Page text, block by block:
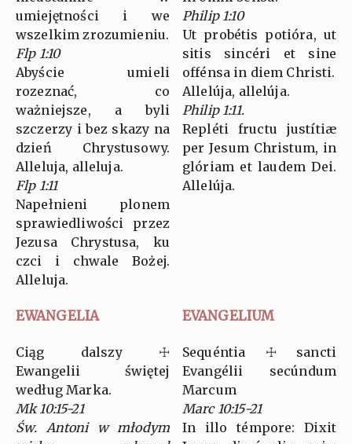
umiejętności i we
wszelkim zrozumieniu.
Flp 1:10
Abyście umieli
rozeznać, co
ważniejsze, a byli
szczerzy i bez skazy na
dzień Chrystusowy.
Alleluja, alleluja.
Flp 1:11
Napełnieni plonem
sprawiedliwości przez
Jezusa Chrystusa, ku
czci i chwale Bożej.
Alleluja.
Philip 1:10
Ut probétis potióra, ut
sitis sincéri et sine
offénsa in diem Christi.
Allelúja, allelúja.
Philip 1:11.
Repléti fructu justítiæ
per Jesum Christum, in
glóriam et laudem Dei.
Allelúja.
EWANGELIA EVANGELIUM
Ciąg dalszy ☩
Ewangelii świętej
według Marka.
Mk 10:15-21
Św. Antoni w młodym
Sequéntia ☩ sancti
Evangélii secúndum
Marcum
Marc 10:15-21
In illo témpore: Dixit